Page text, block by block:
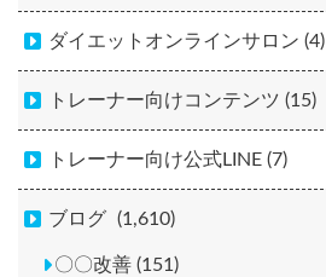
ダイエットオンラインサロン (4)
トレーナー向けコンテンツ (15)
トレーナー向け公式LINE (7)
ブログ (1,610)
〇〇改善 (151)